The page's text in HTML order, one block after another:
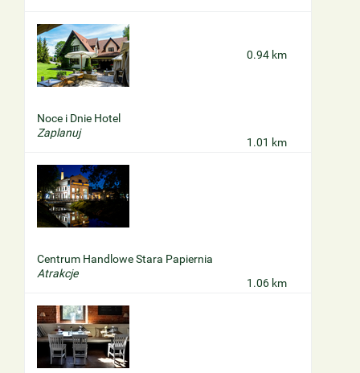
0.94 km
Noce i Dnie Hotel
Zaplanuj
1.01 km
Centrum Handlowe Stara Papiernia
Atrakcje
1.06 km